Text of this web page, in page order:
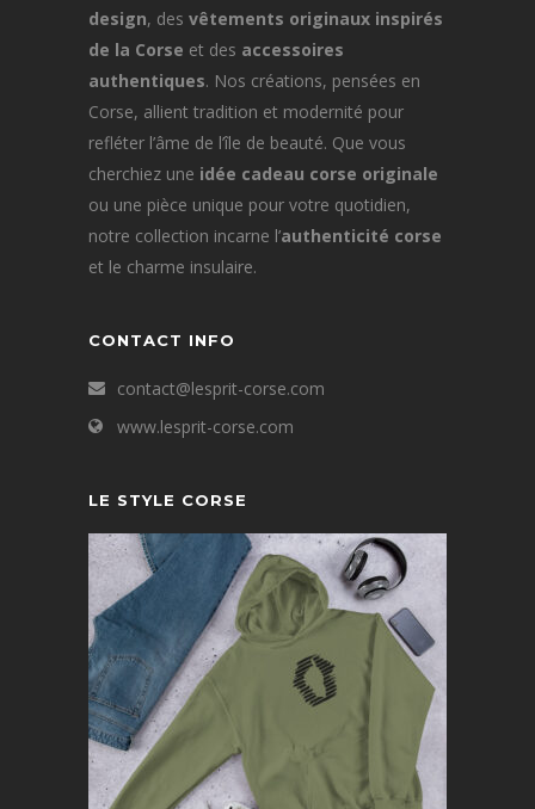
design, des vêtements originaux inspirés
de la Corse et des accessoires
authentiques. Nos créations, pensées en
Corse, allient tradition et modernité pour
refléter l’âme de l’île de beauté. Que vous
cherchiez une idée cadeau corse originale
ou une pièce unique pour votre quotidien,
notre collection incarne l’authenticité corse
et le charme insulaire.
CONTACT INFO
contact@lesprit-corse.com
www.lesprit-corse.com
LE STYLE CORSE